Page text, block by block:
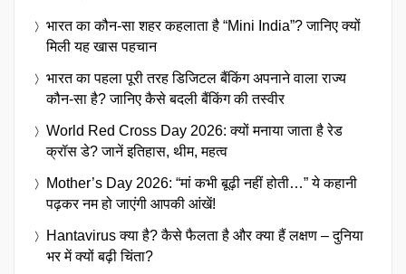
भारत का कौन-सा शहर कहलाता है “Mini India”? जानिए क्यों
मिली यह खास पहचान
भारत का पहला पूरी तरह डिजिटल बैंकिंग अपनाने वाला राज्य
कौन-सा है? जानिए कैसे बदली बैंकिंग की तस्वीर
World Red Cross Day 2026: क्यों मनाया जाता है रेड
क्रॉस डे? जानें इतिहास, थीम, महत्व
Mother’s Day 2026: “मां कभी बूढ़ी नहीं होती…” ये कहानी
पढ़कर नम हो जाएंगी आपकी आंखें!
Hantavirus क्या है? कैसे फैलता है और क्या हैं लक्षण – दुनिया
भर में क्यों बढ़ी चिंता?